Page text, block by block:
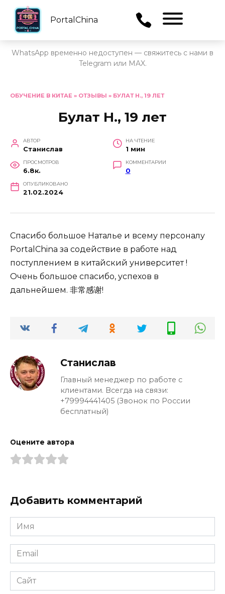
PortalChina
WhatsApp временно недоступен — свяжитесь с нами в
Telegram или MAX.
ОБУЧЕНИЕ В КИТАЕ » ОТЗЫВЫ » БУЛАТ Н., 19 ЛЕТ
Булат Н., 19 лет
АВТОР
Станислав
НА ЧТЕНИЕ
1 мин
ПРОСМОТРОВ
6.8к.
КОММЕНТАРИИ
0
ОПУБЛИКОВАНО
21.02.2024
Спасибо большое Наталье и всему персоналу
PortalChina за содействие в работе над
поступлением в китайский университет !
Очень большое спасибо, успехов в
дальнейшем. 非常感谢!
Станислав
Главный менеджер по работе с
клиентами. Всегда на связи:
+79994441405 (Звонок по России
бесплатный)
Оцените автора
Добавить комментарий
Имя
*
Email
*
Сайт